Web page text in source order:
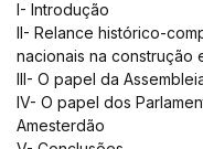
I- Introdução
II- Relance histórico-
nacionais na construção
III- O papel da
IV- O papel dos
Amesterdão